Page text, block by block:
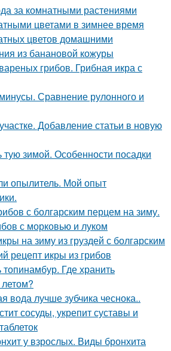
за комнатными растениями
цветами в зимнее время
цветов домашними
из банановой кожуры
грибов. Грибная икра с
Сравнение рулонного и
Добавление статьи в новую
зимой. Особенности посадки
опылитель. Мой опыт
с болгарским перцем на зиму.
с морковью и луком
на зиму из груздей с болгарским
рецепт икры из грибов
топинамбур. Где хранить
вода лучше зубчика чеснока..
сосуды, укрепит суставы и
у взрослых. Виды бронхита